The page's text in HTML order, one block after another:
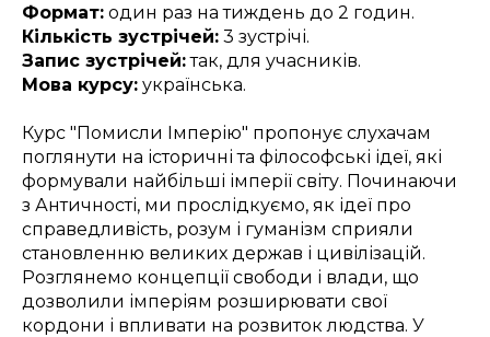
Формат: один раз на тиждень до 2 годин.
Кількість зустрічей: 3 зустрічі.
Запис зустрічей:так, для учасників.
Мова курсу: українська.
Курс "Помисли Імперію" пропонує слухачам
поглянути на історичні та філософські ідеї, які
формували найбільші імперії світу. Починаючи
з Античності, ми прослідкуємо, як ідеї про
справедливість, розум і гуманізм сприяли
становленню великих держав і цивілізацій.
Розглянемо концепції свободи і влади, що
дозволили імперіям розширювати свої
кордони і впливати на розвиток людства. У